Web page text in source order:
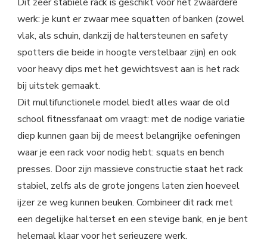
werk: je kunt er zwaar mee squatten of banken (zowel
vlak, als schuin, dankzij de haltersteunen en safety
spotters die beide in hoogte verstelbaar zijn) en ook
voor heavy dips met het gewichtsvest aan is het rack
bij uitstek gemaakt.
Dit multifunctionele model biedt alles waar de old
school fitnessfanaat om vraagt: met de nodige variatie
diep kunnen gaan bij de meest belangrijke oefeningen
waar je een rack voor nodig hebt: squats en bench
presses. Door zijn massieve constructie staat het rack
stabiel, zelfs als de grote jongens laten zien hoeveel
ijzer ze weg kunnen beuken. Combineer dit rack met
een degelijke halterset en een stevige bank, en je bent
helemaal klaar voor het serieuzere werk.